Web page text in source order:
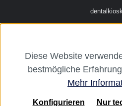
Diese Website
bestmögliche
Mehr
Nur
Konfigurieren